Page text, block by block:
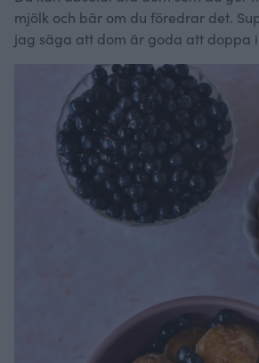
mjölk och bär om du föredrar det.
jag säga att dom är goda att doppa